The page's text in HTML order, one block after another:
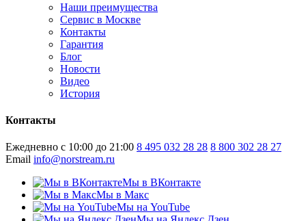
Наши преимущества
Сервис в Москве
Контакты
Гарантия
Блог
Новости
Видео
История
Контакты
Ежедневно с 10:00 до 21:00 8 495 032 28 28 8 800 302 28 27
Email info@norstream.ru
Мы в ВКонтакте
Мы в Макс
Мы на YouTube